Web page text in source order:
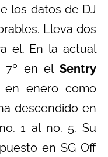
los datos de DJ
Lleva dos
el. En la actual
7º en el Sentry
enero como
descendido en
1 al no. 5. Su
en SG Off